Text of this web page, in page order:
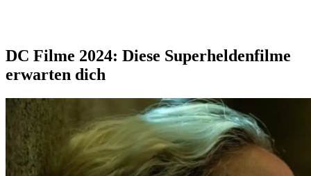
DC Filme 2024: Diese Superheldenfilme
erwarten dich